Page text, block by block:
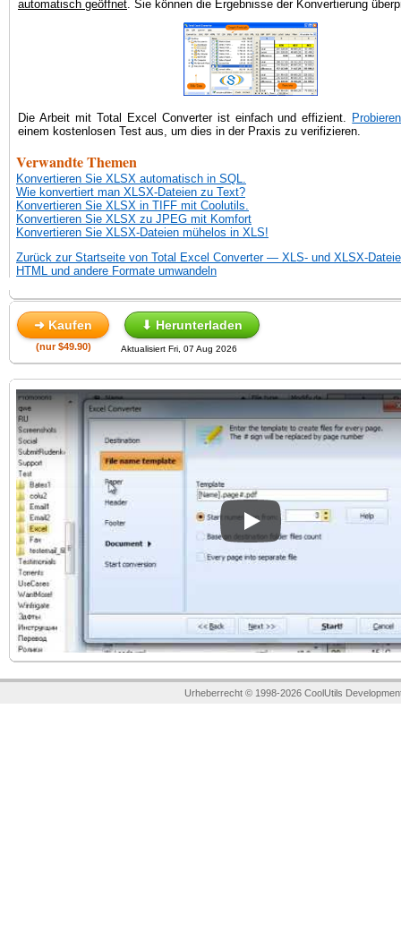
automatisch geöffnet . Sie können die Ergebnisse der Konvertierung
Die Arbeit mit Total Excel Converter ist einfach und effizient.
einem kostenlosen Test aus, um dies in der Praxis zu verifizieren.
Verwandte Themen
Konvertieren Sie XLSX automatisch in SQL.
Wie konvertiert man XLSX-Dateien zu Text?
Konvertieren Sie XLSX in TIFF mit Coolutils.
Konvertieren Sie XLSX zu JPEG mit Komfort
Konvertieren Sie XLSX-Dateien mühelos in XLS!
Zurück zur Startseite von Total Excel Converter — XLS- und XLSX-
HTML und andere Formate umwandeln
➜ Kaufen ⬇ Herunterladen
(nur $49.90) Aktualisiert Fri, 07 Aug 2026
Play
Urheberrecht © 1998-2026 CoolUtils